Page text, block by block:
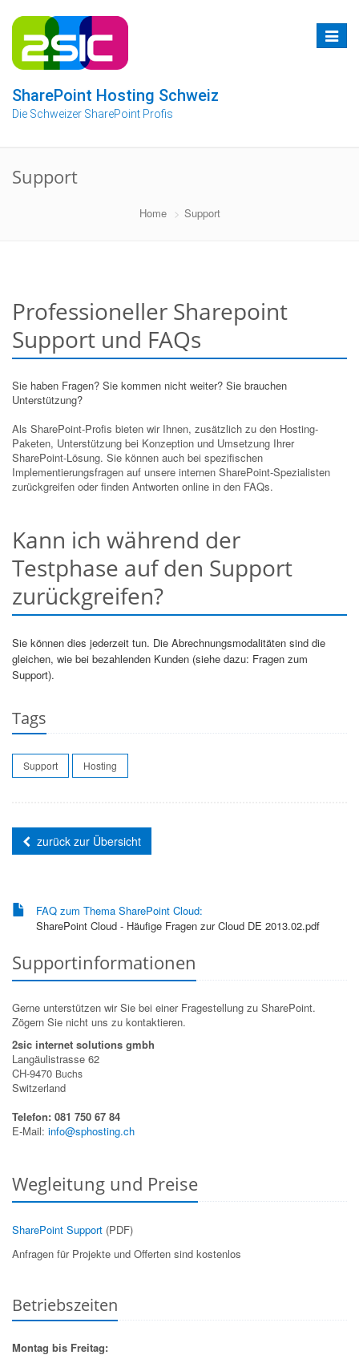
Inhalt
springen
Toggle
SharePoint Hosting Schweiz
Die Schweizer SharePoint Profis
Support
Home Support
Professioneller Sharepoint
Support und FAQs
Sie haben Fragen? Sie kommen nicht weiter? Sie brauchen
Unterstützung?
Als SharePoint-Profis bieten wir Ihnen, zusätzlich zu den Hosting-
Paketen, Unterstützung bei Konzeption und Umsetzung Ihrer
SharePoint-Lösung. Sie können auch bei spezifischen
Implementierungsfragen auf unsere internen SharePoint-Spezialisten
zurückgreifen oder finden Antworten online in den FAQs.
Kann ich während der
Testphase auf den Support
zurückgreifen?
Sie können dies jederzeit tun. Die Abrechnungsmodalitäten sind die
gleichen, wie bei bezahlenden Kunden (siehe dazu: Fragen zum
Support).
Tags
Support Hosting
zurück zur Übersicht
FAQ zum Thema SharePoint Cloud:
SharePoint Cloud - Häufige Fragen zur Cloud DE 2013.02.pdf
Supportinformationen
Gerne unterstützen wir Sie bei einer Fragestellung zu SharePoint.
Zögern Sie nicht uns zu kontaktieren.
2sic internet solutions gmbh
Langäulistrasse 62
CH-9470 Buchs
Switzerland
Telefon: 081 750 67 84
E-Mail: info@sphosting.ch
Wegleitung und Preise
SharePoint Support (PDF)
Anfragen für Projekte und Offerten sind kostenlos
Betriebszeiten
Montag bis Freitag: